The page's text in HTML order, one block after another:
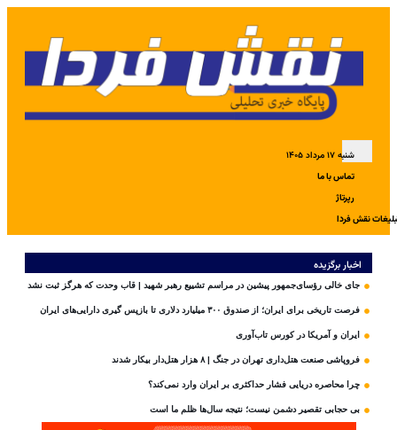
شنبه ۱۷ مرداد ۱۴۰۵
تماس با ما
رپرتاژ
نقش فردا
اخبار برگزیده
جای خالی رؤسای‌جمهور پیشین در مراسم تشییع رهبر شهید | قاب وحدت که هرگز ثبت نشد
فرصت تاریخی برای ایران؛ از صندوق ۳۰۰ میلیارد دلاری تا بازپس گیری دارایی‌های ایران
ایران و آمریکا در کورس تاب‌آوری
فروپاشی صنعت هتل‌داری تهران در جنگ | ۸ هزار هتل‌دار بیکار شدند
چرا محاصره دریایی فشار حداکثری بر ایران وارد نمی‌کند؟
بی‌ حجابی تقصیر دشمن نیست؛ نتیجه سال‌ها ظلم ما است